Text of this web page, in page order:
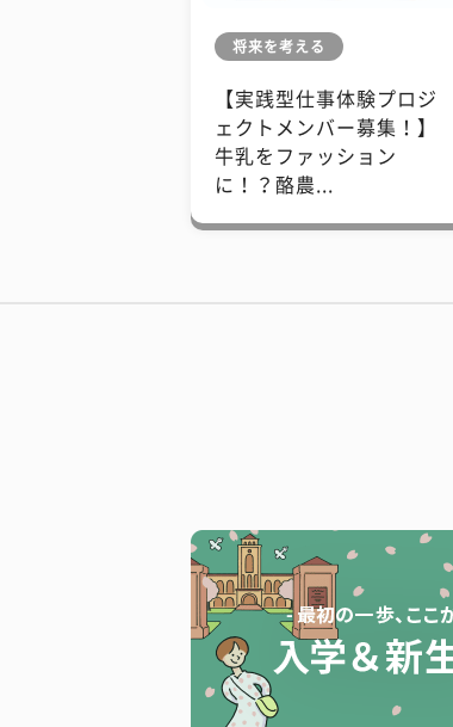
将来を考える
【実践型仕事体験プロジ
ェクトメンバー募集！】
牛乳をファッション
に！？酪農...